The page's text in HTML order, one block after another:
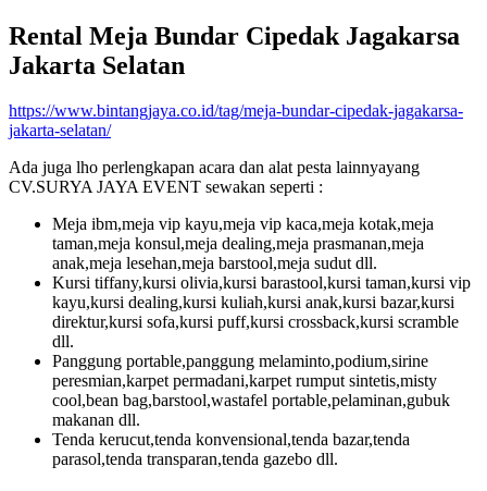
Rental Meja Bundar Cipedak Jagakarsa
Jakarta Selatan
https://www.bintangjaya.co.id/tag/meja-bundar-cipedak-jagakarsa-
jakarta-selatan/
Ada juga lho perlengkapan acara dan alat pesta lainnyayang
CV.SURYA JAYA EVENT sewakan seperti :
Meja ibm,meja vip kayu,meja vip kaca,meja kotak,meja
taman,meja konsul,meja dealing,meja prasmanan,meja
anak,meja lesehan,meja barstool,meja sudut dll.
Kursi tiffany,kursi olivia,kursi barastool,kursi taman,kursi vip
kayu,kursi dealing,kursi kuliah,kursi anak,kursi bazar,kursi
direktur,kursi sofa,kursi puff,kursi crossback,kursi scramble
dll.
Panggung portable,panggung melaminto,podium,sirine
peresmian,karpet permadani,karpet rumput sintetis,misty
cool,bean bag,barstool,wastafel portable,pelaminan,gubuk
makanan dll.
Tenda kerucut,tenda konvensional,tenda bazar,tenda
parasol,tenda transparan,tenda gazebo dll.